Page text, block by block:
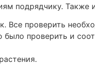
подрядчику. Также
Все проверить
проверить и